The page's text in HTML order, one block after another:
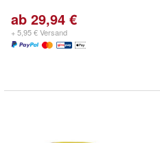
ab 29,94 €
+ 5,95 € Versand